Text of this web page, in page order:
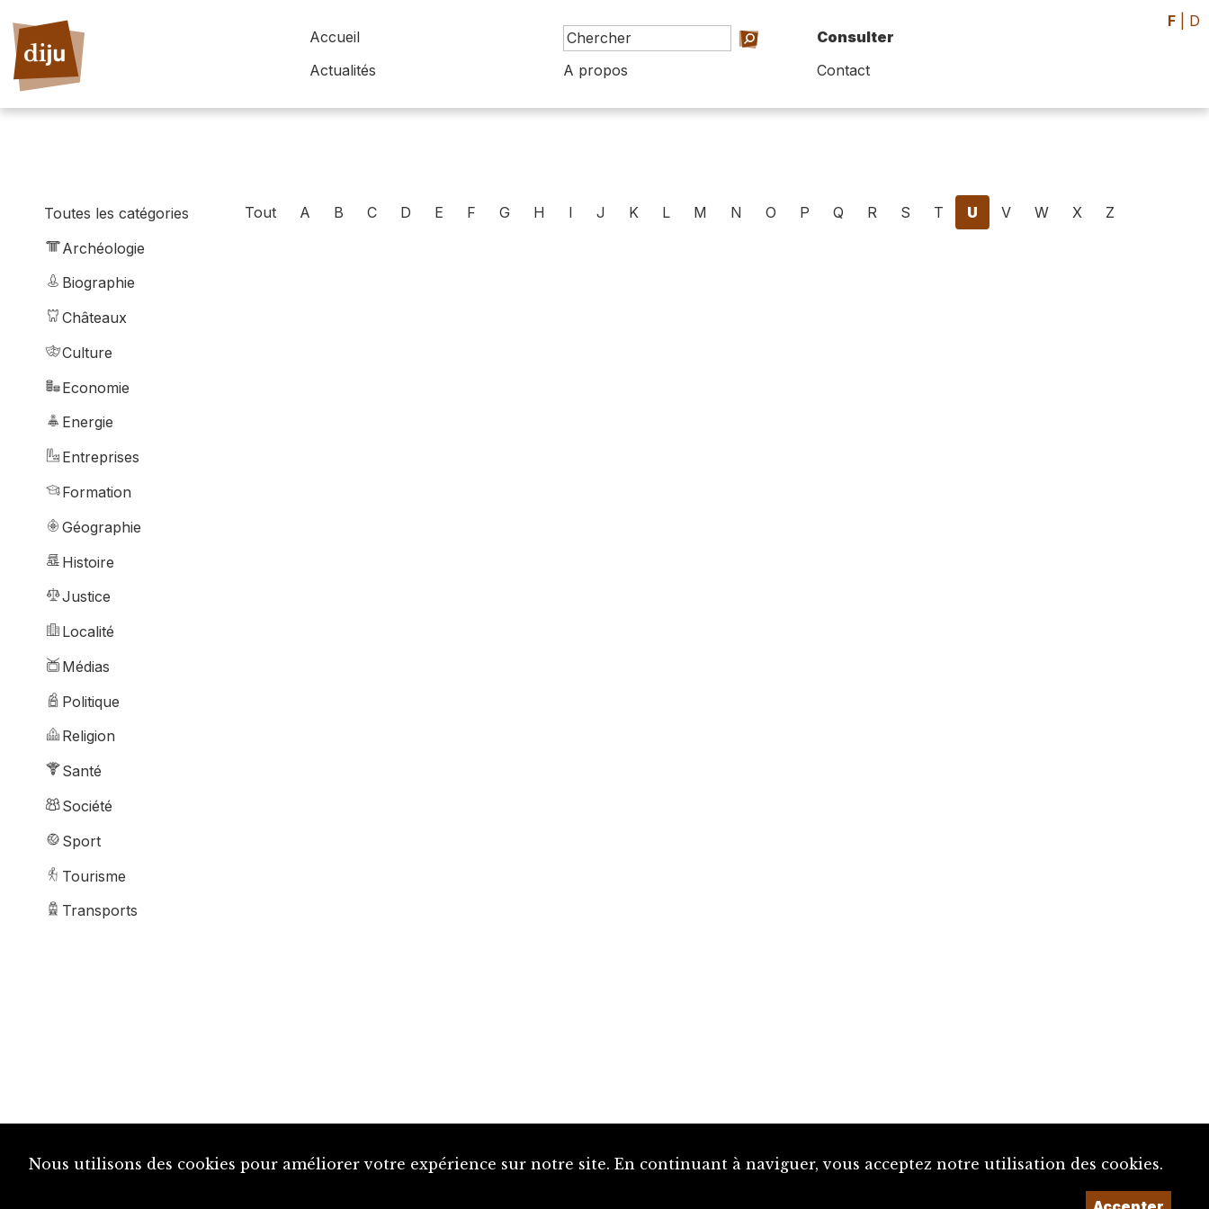
Accueil
Consulter
Actualités
A propos Contact
F D
Toutes les catégories
Archéologie
Biographie
Châteaux
Culture
Economie
Energie
Entreprises
Formation
Géographie
Histoire
Justice
Localité
Médias
Politique
Religion
Santé
Société
Sport
Tourisme
Transports
Tout A B C D E F G H I J K L M N O P Q R S T U V W X Z
Nous utilisons des cookies pour améliorer votre expérience sur notre site. En continuant à naviguer, vous acceptez notre utilisation des cookies.